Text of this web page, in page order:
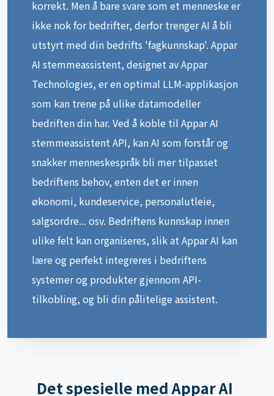
utstyrt med din bedrifts 'fagkunnskap'. Appar
AI stemmeassistent, designet av Appar
Technologies, er en optimal LLM-applikasjon
som kan trene på ulike datamodeller
bedriften din har. Ved å koble til Appar AI
stemmeassistent API, kan AI som forstår og
snakker menneskespråk bli mer tilpasset
bedriftens behov, enten det er innen
økonomi, kundeservice, personalutleie,
salgsordre... osv. Bedriftens kunnskap innen
ulike felt kan organiseres, slik at Appar AI kan
lære og perfekt integreres i bedriftens
systemer og produkter gjennom API-
tilkobling, og bli din pålitelige assistent.
stemmeassistent